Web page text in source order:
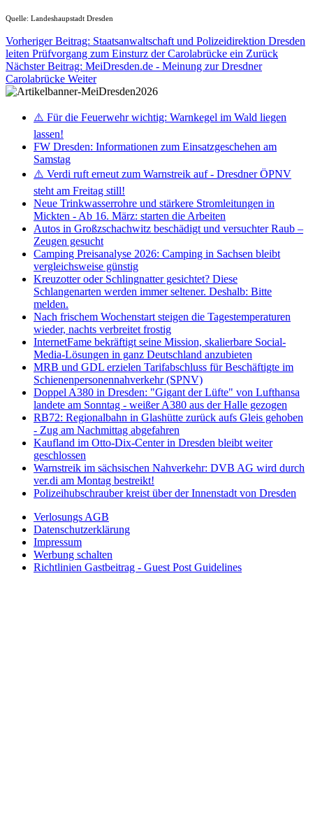
Quelle: Landeshaupstadt Dresden
Vorheriger Beitrag: Staatsanwaltschaft und Polizeidirektion Dresden
leiten Prüfvorgang zum Einsturz der Carolabrücke ein Zurück
Nächster Beitrag: MeiDresden.de - Meinung zur Dresdner
Carolabrücke Weiter
⚠️ Für die Feuerwehr wichtig: Warnkegel im Wald liegen
lassen!
FW Dresden: Informationen zum Einsatzgeschehen am
Samstag
⚠️ Verdi ruft erneut zum Warnstreik auf - Dresdner ÖPNV
steht am Freitag still!
Neue Trinkwasserrohre und stärkere Stromleitungen in
Mickten - Ab 16. März: starten die Arbeiten
Autos in Großzschachwitz beschädigt und versuchter Raub –
Zeugen gesucht
Camping Preisanalyse 2026: Camping in Sachsen bleibt
vergleichsweise günstig
Kreuzotter oder Schlingnatter gesichtet? Diese
Schlangenarten werden immer seltener. Deshalb: Bitte
melden.
Nach frischem Wochenstart steigen die Tagestemperaturen
wieder, nachts verbreitet frostig
InternetFame bekräftigt seine Mission, skalierbare Social-
Media-Lösungen in ganz Deutschland anzubieten
MRB und GDL erzielen Tarifabschluss für Beschäftigte im
Schienenpersonennahverkehr (SPNV)
Doppel A380 in Dresden: "Gigant der Lüfte" von Lufthansa
landete am Sonntag - weißer A380 aus der Halle gezogen
RB72: Regionalbahn in Glashütte zurück aufs Gleis gehoben
- Zug am Nachmittag abgefahren
Kaufland im Otto-Dix-Center in Dresden bleibt weiter
geschlossen
Warnstreik im sächsischen Nahverkehr: DVB AG wird durch
ver.di am Montag bestreikt!
Polizeihubschrauber kreist über der Innenstadt von Dresden
Verlosungs AGB
Datenschutzerklärung
Impressum
Werbung schalten
Richtlinien Gastbeitrag - Guest Post Guidelines